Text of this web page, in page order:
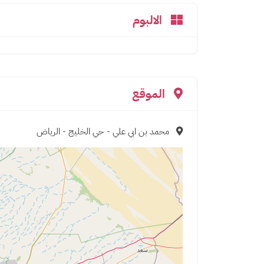
الالبوم
الموقع
محمد بن ابي علي - حي الخليج - الرياض